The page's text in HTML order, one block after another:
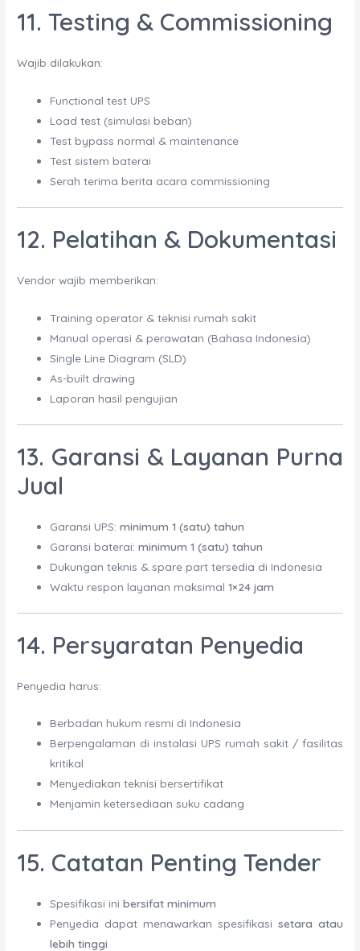
11. Testing & Commissioning
Wajib dilakukan:
Functional test UPS
Load test (simulasi beban)
Test bypass normal & maintenance
Test sistem baterai
Serah terima berita acara commissioning
12. Pelatihan & Dokumentasi
Vendor wajib memberikan:
Training operator & teknisi rumah sakit
Manual operasi & perawatan (Bahasa Indonesia)
Single Line Diagram (SLD)
As-built drawing
Laporan hasil pengujian
13. Garansi & Layanan Purna
Jual
Garansi UPS:minimum 1 (satu) tahun
Garansi baterai:minimum 1 (satu) tahun
Dukungan teknis & spare part tersedia di Indonesia
Waktu respon layanan maksimal1×24 jam
14. Persyaratan Penyedia
Penyedia harus:
Berbadan hukum resmi di Indonesia
Berpengalaman di instalasi UPS rumah sakit / fasilitas
kritikal
Menyediakan teknisi bersertifikat
Menjamin ketersediaan suku cadang
15. Catatan Penting Tender
Spesifikasi inibersifat minimum
Penyedia dapat menawarkan spesifikasi setara atau
lebih tinggi